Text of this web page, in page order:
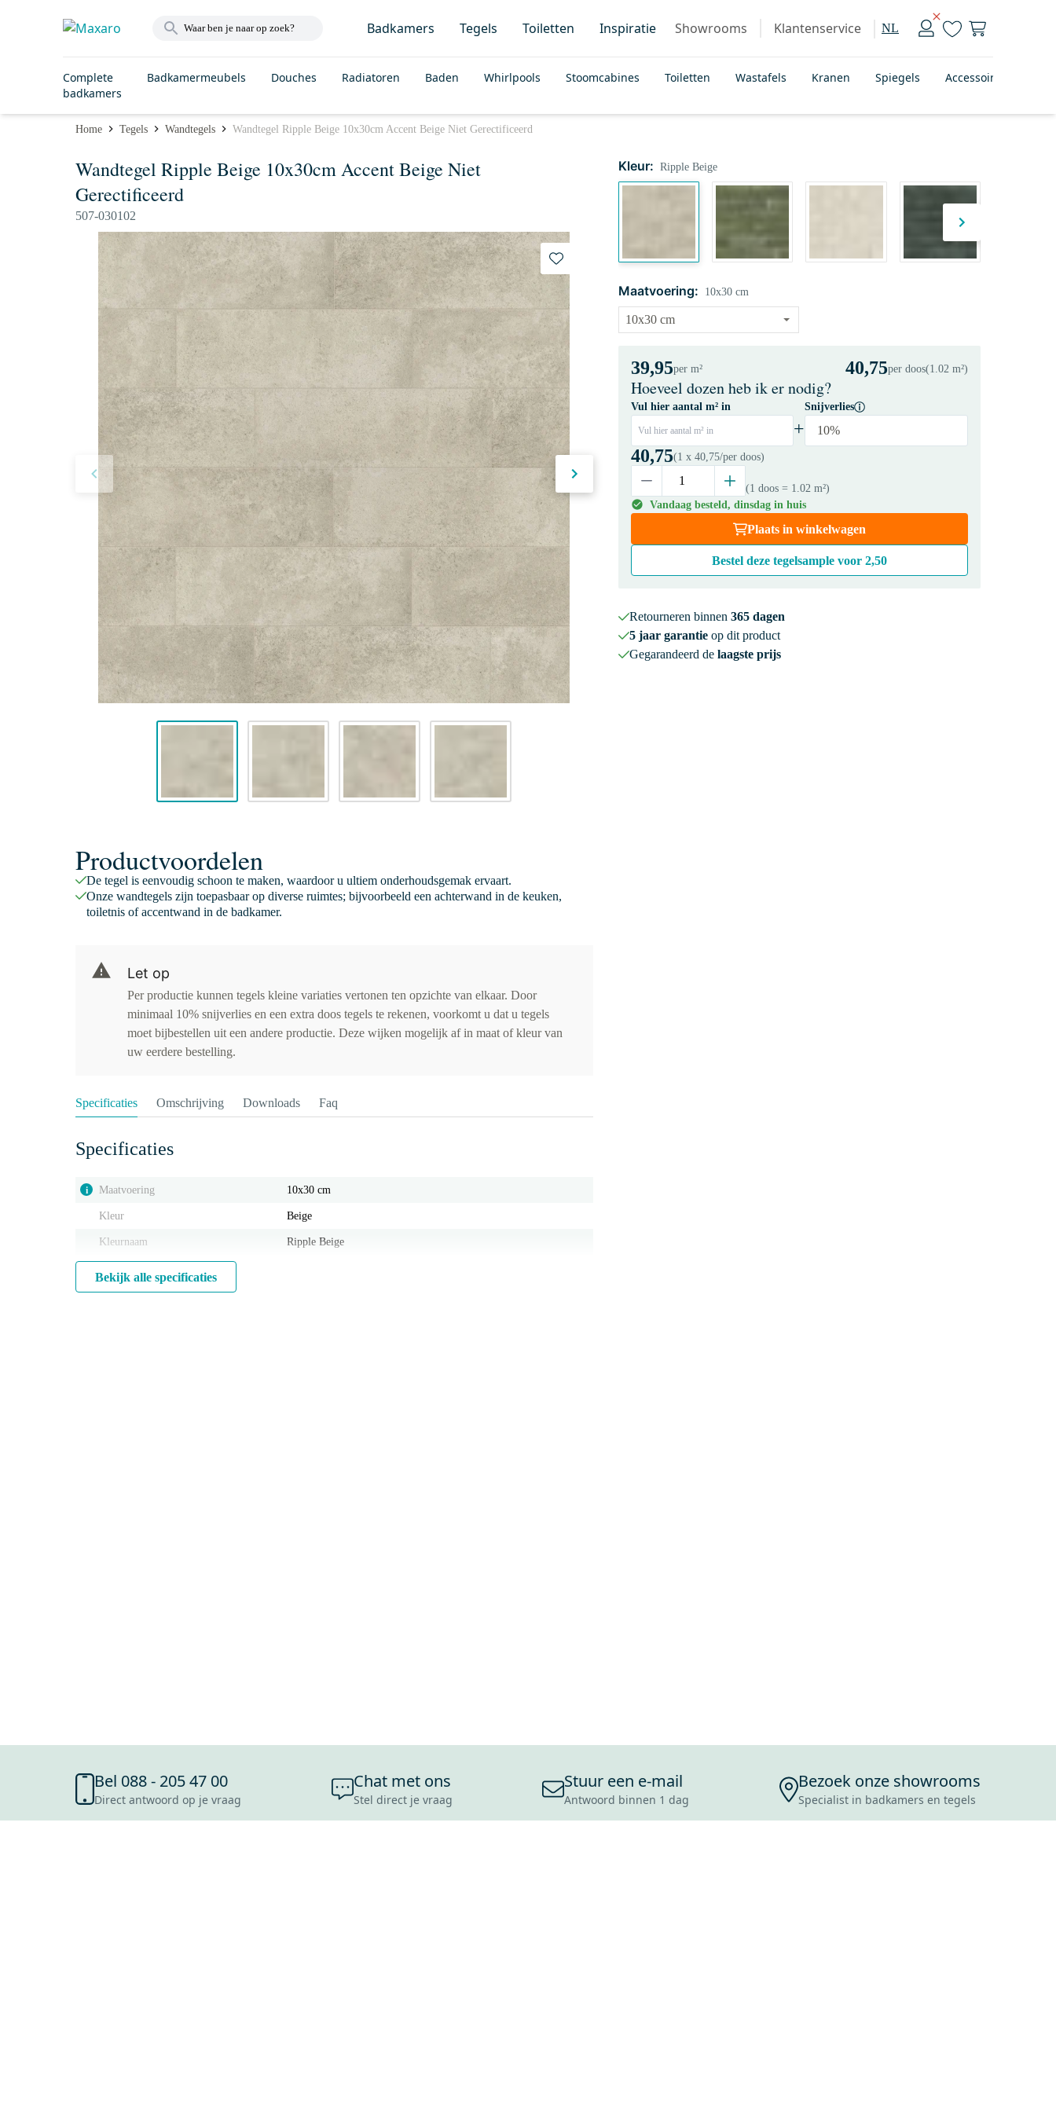
Badkamers Tegels Toiletten Inspiratie Showrooms Klantenservice NL
Complete
badkamers
Badkamermeubels Douches Radiatoren Baden Whirlpools Stoomcabines Toiletten Wastafels Kranen Spiegels Accessoires
Home Tegels Wandtegels Wandtegel Ripple Beige 10x30cm Accent Beige Niet Gerectificeerd
Wandtegel Ripple Beige 10x30cm Accent Beige Niet
Gerectificeerd
507-030102
Kleur: Ripple Beige
Maatvoering: 10x30 cm
39,95per m² 40,75per doos(1.02 m²)
Hoeveel dozen heb ik er nodig?
Vul hier aantal m² in
Vul hier aantal m² in +
Snijverlies
10%
40,75(1 x 40,75/per doos)
(1 doos = 1.02 m²)
Vandaag besteld, dinsdag in huis
Plaats in winkelwagen
Bestel deze tegelsample voor 2,50
Retourneren binnen 365 dagen
5 jaar garantieop dit product
Gegarandeerd de laagste prijs
Productvoordelen
De tegel is eenvoudig schoon te maken, waardoor u ultiem onderhoudsgemak ervaart.
Onze wandtegels zijn toepasbaar op diverse ruimtes; bijvoorbeeld een achterwand in de keuken,
toiletnis of accentwand in de badkamer.
Let op
Per productie kunnen tegels kleine variaties vertonen ten opzichte van elkaar. Door
minimaal 10% snijverlies en een extra doos tegels te rekenen, voorkomt u dat u tegels
moet bijbestellen uit een andere productie. Deze wijken mogelijk af in maat of kleur van
uw eerdere bestelling.
Specificaties Omschrijving Downloads Faq
Specificaties
i Maatvoering 10x30 cm
Kleur Beige
Kleurnaam Ripple Beige
Bekijk alle specificaties
Bel 088 - 205 47 00
Direct antwoord op je vraag
Chat met ons
Stel direct je vraag
Stuur een e-mail
Antwoord binnen 1 dag
Bezoek onze showrooms
Specialist in badkamers en tegels